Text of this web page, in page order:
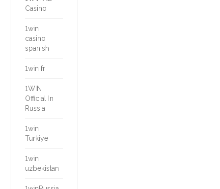
Casino
1win
casino
spanish
1win fr
1WIN
Official In
Russia
1win
Turkiye
1win
uzbekistan